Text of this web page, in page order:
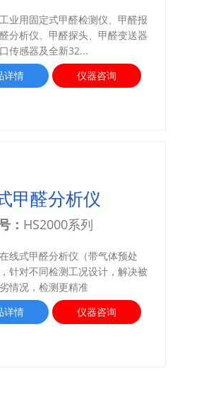
业用固定式甲醛检测仪、甲醛报
分析仪、甲醛探头、甲醛变送器
传感器及全新32...
详情
仪器咨询
甲醛分析仪
： HS2000系列
线式甲醛分析仪（带气体预处
针对不同检测工况设计，解决被
情况，检测更精准
详情
仪器咨询